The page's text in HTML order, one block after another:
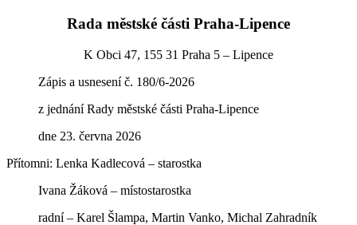
Rada městské části Praha-Lipence
K Obci 47, 155 31 Praha 5 – Lipence
Zápis a usnesení č. 180/6-2026
z jednání Rady městské části Praha-Lipence
dne 23. června 2026
Přítomni: Lenka Kadlecová – starostka
Ivana Žáková – místostarostka
radní – Karel Šlampa, Martin Vanko, Michal Zahradník